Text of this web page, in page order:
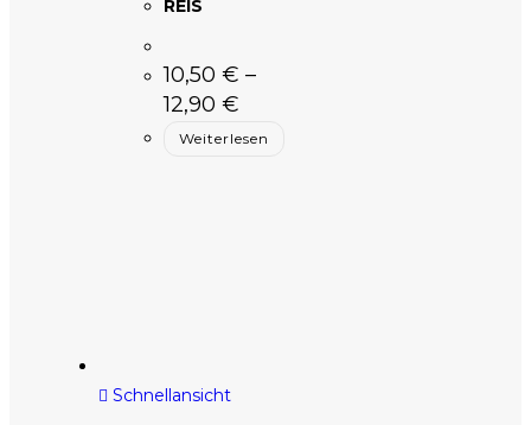
REIS
10,50 € –
12,90 €
Weiterlesen
Schnellansicht